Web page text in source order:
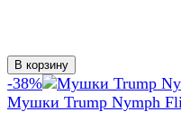
В корзину
-38%
Мушки Trump Nymph